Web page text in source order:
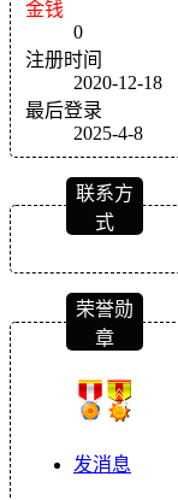
金钱
0
注册时间
2020-12-18
最后登录
2025-4-8
联系方
式
荣誉勋
章
发消息